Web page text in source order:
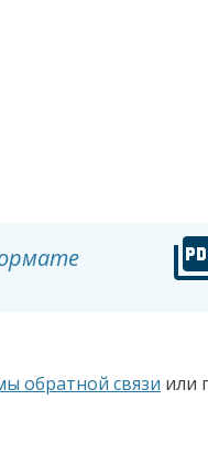
обратной связи или